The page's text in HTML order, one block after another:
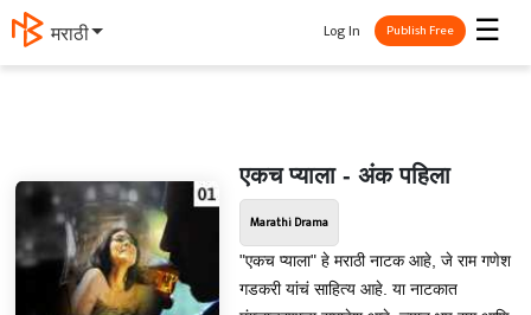
मराठी ☰
Log In Publish Free
एकच प्याला - अंक पहिला
Marathi Drama
"एकच प्याला" हे मराठी नाटक आहे, जे राम गणेश
गडकरी यांचं साहित्य आहे. या नाटकात